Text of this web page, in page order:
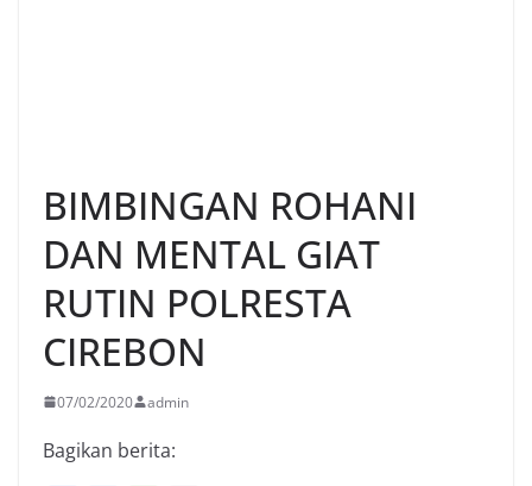
BIMBINGAN ROHANI
DAN MENTAL GIAT
RUTIN POLRESTA
CIREBON
07/02/2020 admin
Bagikan berita: